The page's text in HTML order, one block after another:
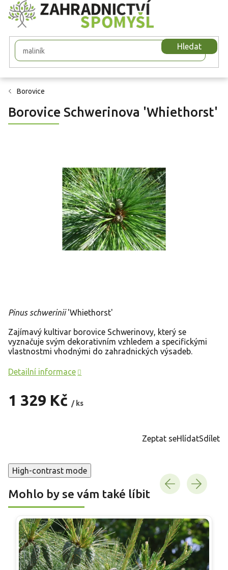
Přejít
na
obsah
Hledat
Borovice
Borovice Schwerinova 'Whiethorst'
1 329 Kč / ks
Pinus schwerinii'Whiethorst'
Zajímavý kultivar borovice Schwerinovy, který se
vyznačuje svým dekorativním vzhledem a specifickými
vlastnostmi vhodnými do zahradnických výsadeb.
Detailní informace
Zeptat seHlídatSdílet
High-contrast mode
Mohlo by se vám také líbit